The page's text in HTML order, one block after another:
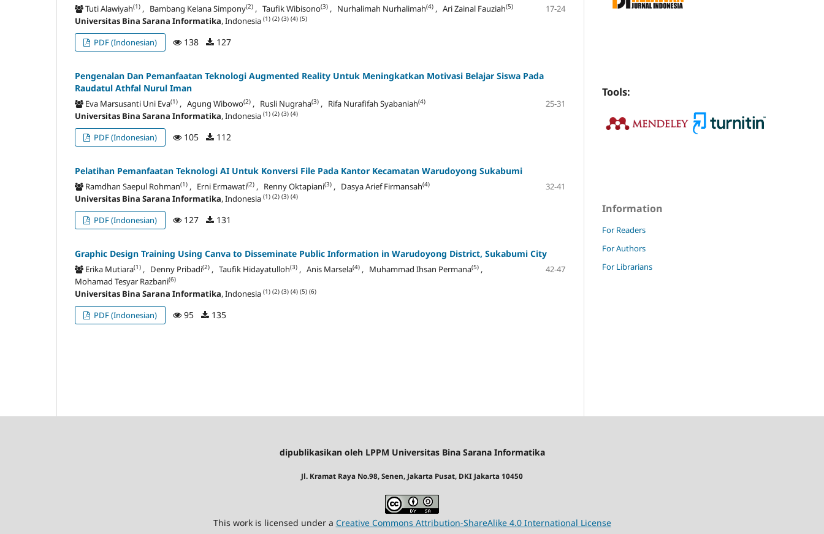
Tuti Alawiyah(1) , Bambang Kelana Simpony(2) , Taufik Wibisono(3) , Nurhalimah Nurhalimah(4) , Ari Zainal Fauziah(5)
Universitas Bina Sarana Informatika, Indonesia (1) (2) (3) (4) (5)
17-24
PDF (Indonesian) 138 127
Pengenalan Dan Pemanfaatan Teknologi Augmented Reality Untuk Meningkatkan Motivasi Belajar Siswa Pada
Raudatul Athfal Nurul Iman
Eva Marsusanti Uni Eva(1) , Agung Wibowo(2) , Rusli Nugraha(3) , Rifa Nurafifah Syabaniah(4)
Universitas Bina Sarana Informatika, Indonesia (1) (2) (3) (4)
25-31
PDF (Indonesian) 105 112
Pelatihan Pemanfaatan Teknologi AI Untuk Konversi File Pada Kantor Kecamatan Warudoyong Sukabumi
Ramdhan Saepul Rohman(1) , Erni Ermawati(2) , Renny Oktapiani(3) , Dasya Arief Firmansah(4)
Universitas Bina Sarana Informatika, Indonesia (1) (2) (3) (4)
32-41
PDF (Indonesian) 127 131
Graphic Design Training Using Canva to Disseminate Public Information in Warudoyong District, Sukabumi City
Erika Mutiara(1) , Denny Pribadi(2) , Taufik Hidayatulloh(3) , Anis Marsela(4) , Muhammad Ihsan Permana(5) ,
Mohamad Tesyar Razbani(6)
Universitas Bina Sarana Informatika, Indonesia (1) (2) (3) (4) (5) (6)
42-47
PDF (Indonesian) 95 135
Tools:
Information
For Readers
For Authors
For Librarians
dipublikasikan oleh LPPM Universitas Bina Sarana Informatika
Jl. Kramat Raya No.98, Senen, Jakarta Pusat, DKI Jakarta 10450
This work is licensed under a Creative Commons Attribution-ShareAlike 4.0 International License